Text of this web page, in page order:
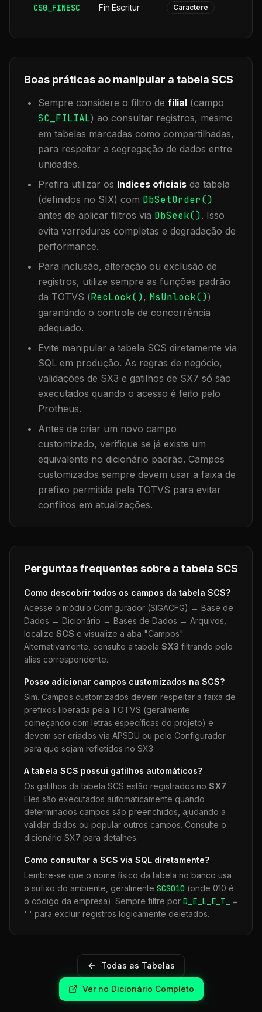
CS0_FINESC Fin.Escritur Caractere
Boas práticas ao manipular a tabela SCS
Sempre considere o filtro de filial (campo
SC_FILIAL) ao consultar registros, mesmo
em tabelas marcadas como compartilhadas,
para respeitar a segregação de dados entre
unidades.
Prefira utilizar os índices oficiais da tabela
(definidos no SIX) com DbSetOrder()
antes de aplicar filtros via DbSeek(). Isso
evita varreduras completas e degradação de
performance.
Para inclusão, alteração ou exclusão de
registros, utilize sempre as funções padrão
da TOTVS (RecLock(), MsUnlock())
garantindo o controle de concorrência
adequado.
Evite manipular a tabela SCS diretamente via
SQL em produção. As regras de negócio,
validações de SX3 e gatilhos de SX7 só são
executados quando o acesso é feito pelo
Protheus.
Antes de criar um novo campo
customizado, verifique se já existe um
equivalente no dicionário padrão. Campos
customizados sempre devem usar a faixa de
prefixo permitida pela TOTVS para evitar
conflitos em atualizações.
Perguntas frequentes sobre a tabela SCS
Como descobrir todos os campos da tabela SCS?
Acesse o módulo Configurador (SIGACFG) → Base de
Dados → Dicionário → Bases de Dados → Arquivos,
localize SCS e visualize a aba "Campos".
Alternativamente, consulte a tabela SX3 filtrando pelo
alias correspondente.
Posso adicionar campos customizados na SCS?
Sim. Campos customizados devem respeitar a faixa de
prefixos liberada pela TOTVS (geralmente
começando com letras específicas do projeto) e
devem ser criados via APSDU ou pelo Configurador
para que sejam refletidos no SX3.
A tabela SCS possui gatilhos automáticos?
Os gatilhos da tabela SCS estão registrados no SX7.
Eles são executados automaticamente quando
determinados campos são preenchidos, ajudando a
validar dados ou popular outros campos. Consulte o
dicionário SX7 para detalhes.
Como consultar a SCS via SQL diretamente?
Lembre-se que o nome físico da tabela no banco usa
o sufixo do ambiente, geralmente SCS010 (onde 010 é
o código da empresa). Sempre filtre por D_E_L_E_T_
=
' ' para excluir registros logicamente deletados.
Todas as Tabelas
Ver no Dicionário Completo